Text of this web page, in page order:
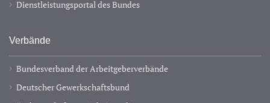
Dienstleistungsportal des Bundes
Verbände
Bundesverband der Arbeitgeberverbände
Deutscher Gewerkschaftsbund